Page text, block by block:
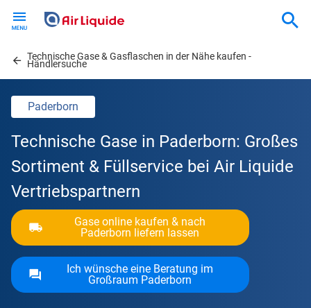
content
Technische Gase & Gasflaschen in der Nähe kaufen -
Händlersuche
Paderborn
Technische Gase in Paderborn: Großes
Sortiment & Füllservice bei Air Liquide
Vertriebspartnern
Gase online kaufen & nach
Paderborn liefern lassen
Ich wünsche eine Beratung im
Großraum Paderborn